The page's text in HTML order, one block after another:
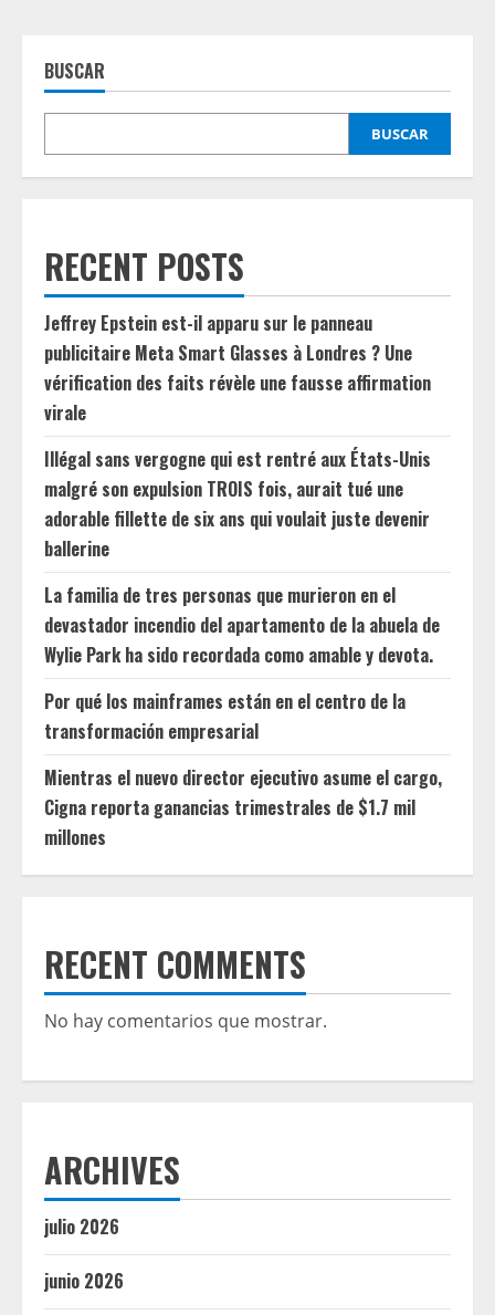
BUSCAR
BUSCAR
RECENT POSTS
Jeffrey Epstein est-il apparu sur le panneau
publicitaire Meta Smart Glasses à Londres ? Une
vérification des faits révèle une fausse affirmation
virale
Illégal sans vergogne qui est rentré aux États-Unis
malgré son expulsion TROIS fois, aurait tué une
adorable fillette de six ans qui voulait juste devenir
ballerine
La familia de tres personas que murieron en el
devastador incendio del apartamento de la abuela de
Wylie Park ha sido recordada como amable y devota.
Por qué los mainframes están en el centro de la
transformación empresarial
Mientras el nuevo director ejecutivo asume el cargo,
Cigna reporta ganancias trimestrales de $1.7 mil
millones
RECENT COMMENTS
No hay comentarios que mostrar.
ARCHIVES
julio 2026
junio 2026